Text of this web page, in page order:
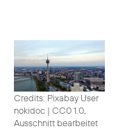
Credits: Pixabay User
nokidoc | CC0 1.0,
Ausschnitt bearbeitet